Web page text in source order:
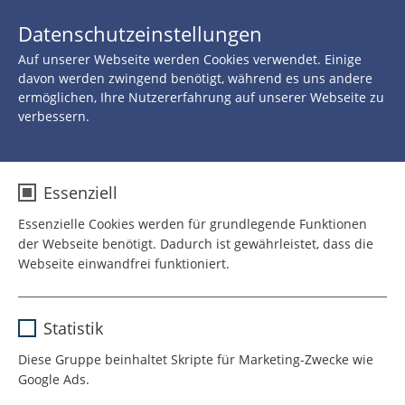
Zurück zu allen Neuigkeiten
15.NOVEMBER 2021
Seit 15 Jahren ROTE
NASEN Clown
Datenschutzeinstellungen
Auf unserer Webseite werden Cookies verwendet. Einige
davon werden zwingend benötigt, während es uns andere
ermöglichen, Ihre Nutzererfahrung auf unserer Webseite zu
verbessern.
Essenziell
Essenzielle Cookies werden für grundlegende Funktionen
der Webseite benötigt. Dadurch ist gewährleistet, dass die
Webseite einwandfrei funktioniert.
Laufzeit
Statistik
Diese Gruppe beinhaltet Skripte für Marketing-Zwecke wie
Google Ads.